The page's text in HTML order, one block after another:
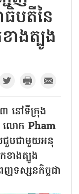
បតីនៃ
ាងត្បូង
៣ នៅទីក្រុង
លោក Pham
បជាមួយអនុ
ខាងត្បូង
ទស្សនកិច្ចជា